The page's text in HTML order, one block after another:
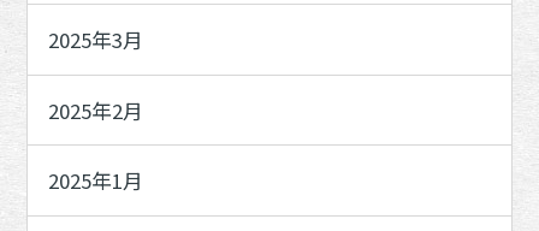
2025年3月
2025年2月
2025年1月